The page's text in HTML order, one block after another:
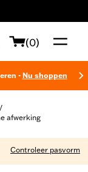
(0)
- Nu shoppen
/
afwerking
Controleer pasvorm